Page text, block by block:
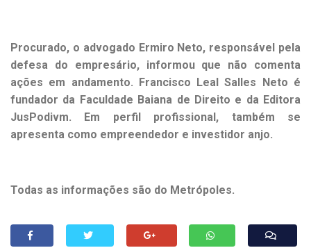
Procurado, o advogado Ermiro Neto, responsável pela
defesa do empresário, informou que não comenta
ações em andamento. Francisco Leal Salles Neto é
fundador da Faculdade Baiana de Direito e da Editora
JusPodivm. Em perfil profissional, também se
apresenta como empreendedor e investidor anjo.
Todas as informações são do Metrópoles.